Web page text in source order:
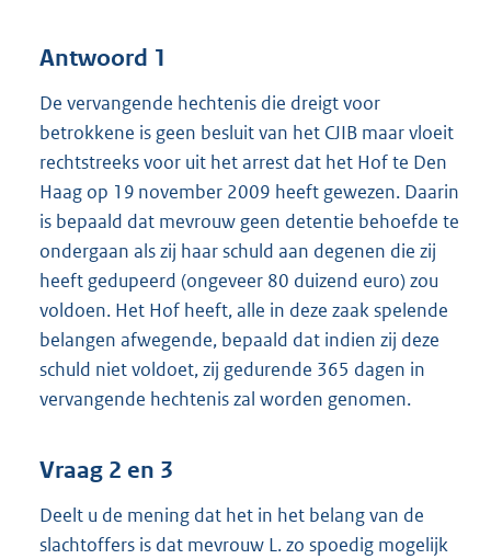
Antwoord 1
De vervangende hechtenis die dreigt voor
betrokkene is geen besluit van het CJIB maar vloeit
rechtstreeks voor uit het arrest dat het Hof te Den
Haag op 19 november 2009 heeft gewezen. Daarin
is bepaald dat mevrouw geen detentie behoefde te
ondergaan als zij haar schuld aan degenen die zij
heeft gedupeerd (ongeveer 80 duizend euro) zou
voldoen. Het Hof heeft, alle in deze zaak spelende
belangen afwegende, bepaald dat indien zij deze
schuld niet voldoet, zij gedurende 365 dagen in
vervangende hechtenis zal worden genomen.
Vraag 2 en 3
Deelt u de mening dat het in het belang van de
slachtoffers is dat mevrouw L. zo spoedig mogelijk